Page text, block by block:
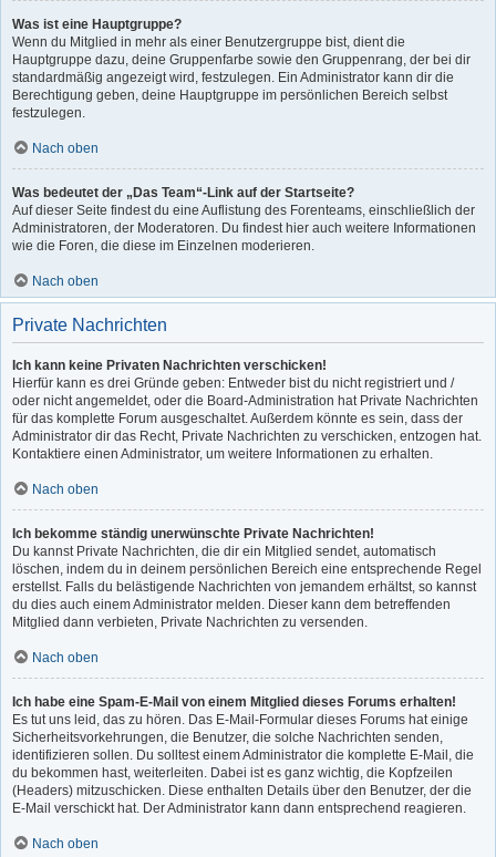
Was ist eine Hauptgruppe?
Wenn du Mitglied in mehr als einer Benutzergruppe bist, dient die
Hauptgruppe dazu, deine Gruppenfarbe sowie den Gruppenrang, der bei dir
standardmäßig angezeigt wird, festzulegen. Ein Administrator kann dir die
Berechtigung geben, deine Hauptgruppe im persönlichen Bereich selbst
festzulegen.
Nach oben
Was bedeutet der „Das Team“-Link auf der Startseite?
Auf dieser Seite findest du eine Auflistung des Forenteams, einschließlich der
Administratoren, der Moderatoren. Du findest hier auch weitere Informationen
wie die Foren, die diese im Einzelnen moderieren.
Nach oben
Private Nachrichten
Ich kann keine Privaten Nachrichten verschicken!
Hierfür kann es drei Gründe geben: Entweder bist du nicht registriert und /
oder nicht angemeldet, oder die Board-Administration hat Private Nachrichten
für das komplette Forum ausgeschaltet. Außerdem könnte es sein, dass der
Administrator dir das Recht, Private Nachrichten zu verschicken, entzogen hat.
Kontaktiere einen Administrator, um weitere Informationen zu erhalten.
Nach oben
Ich bekomme ständig unerwünschte Private Nachrichten!
Du kannst Private Nachrichten, die dir ein Mitglied sendet, automatisch
löschen, indem du in deinem persönlichen Bereich eine entsprechende Regel
erstellst. Falls du belästigende Nachrichten von jemandem erhältst, so kannst
du dies auch einem Administrator melden. Dieser kann dem betreffenden
Mitglied dann verbieten, Private Nachrichten zu versenden.
Nach oben
Ich habe eine Spam-E-Mail von einem Mitglied dieses Forums erhalten!
Es tut uns leid, das zu hören. Das E-Mail-Formular dieses Forums hat einige
Sicherheitsvorkehrungen, die Benutzer, die solche Nachrichten senden,
identifizieren sollen. Du solltest einem Administrator die komplette E-Mail, die
du bekommen hast, weiterleiten. Dabei ist es ganz wichtig, die Kopfzeilen
(Headers) mitzuschicken. Diese enthalten Details über den Benutzer, der die
E-Mail verschickt hat. Der Administrator kann dann entsprechend reagieren.
Nach oben